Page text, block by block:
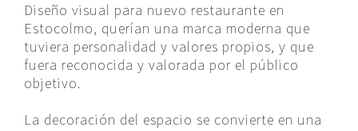
Diseño visual para nuevo restaurante en
Estocolmo, querían una marca moderna que
tuviera personalidad y valores propios, y que
fuera reconocida y valorada por el público
objetivo.
La decoración del espacio se convierte en una